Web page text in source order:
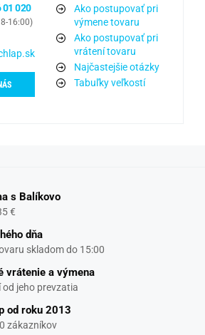
01 020
16:00)
Ako postupovať pri
výmene tovaru
Ako postupovať pri
vrátení tovaru
Najčastejšie otázky
Tabuľky veľkostí
s Balíkovo
€
dňa
skladom do 15:00
vrátenie a výmena
jeho prevzatia
od roku 2013
zákazníkov